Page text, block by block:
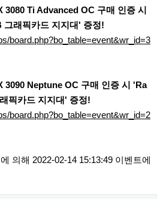
3080 Ti Advanced OC 구매 인증 시
래픽카드 지지대' 증정!
board.php?bo_table=event&wr_id=3
3090 Neptune OC 구매 인증 시 'Ra
픽카드 지지대' 증정!
board.php?bo_table=event&wr_id=2
의해 2022-02-14 15:13:49 이벤트에